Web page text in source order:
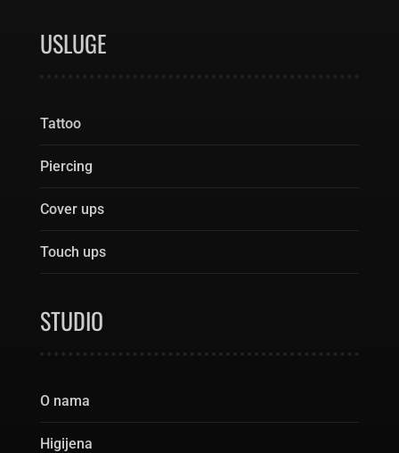
USLUGE
Tattoo
Piercing
Cover ups
Touch ups
STUDIO
O nama
Higijena